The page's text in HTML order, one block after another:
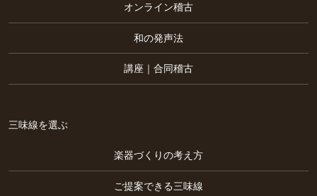
オンライン稽古
和の発声法
講座｜合同稽古
三味線を選ぶ
楽器づくりの考え方
ご提案できる三味線